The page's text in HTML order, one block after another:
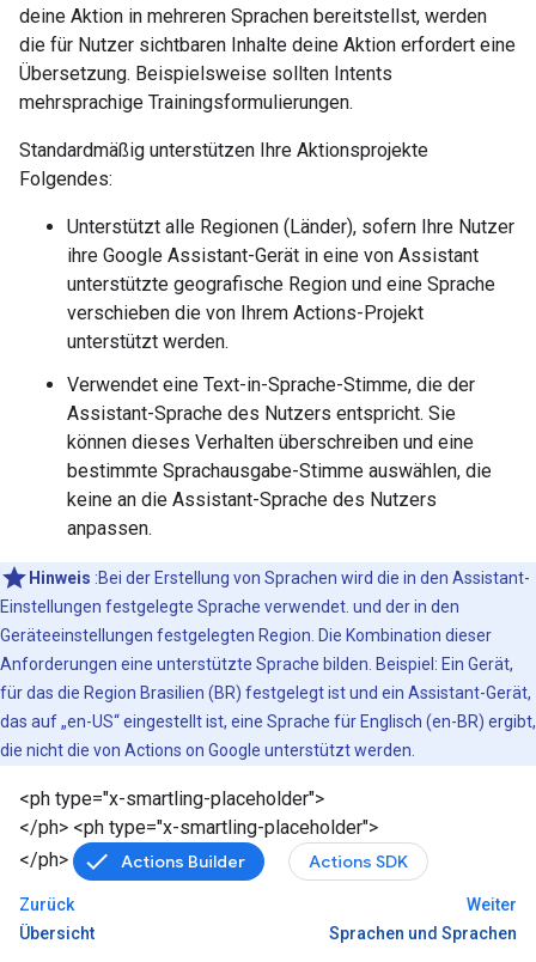
deine Aktion in mehreren Sprachen bereitstellst, werden
die für Nutzer sichtbaren Inhalte deine Aktion erfordert eine
Übersetzung. Beispielsweise sollten Intents
mehrsprachige Trainingsformulierungen.
Standardmäßig unterstützen Ihre Aktionsprojekte
Folgendes:
Unterstützt alle Regionen (Länder), sofern Ihre Nutzer
ihre Google Assistant-Gerät in eine von Assistant
unterstützte geografische Region und eine Sprache
verschieben die von Ihrem Actions-Projekt
unterstützt werden.
Verwendet eine Text-in-Sprache-Stimme, die der
Assistant-Sprache des Nutzers entspricht. Sie
können dieses Verhalten überschreiben und eine
bestimmte Sprachausgabe-Stimme auswählen, die
keine an die Assistant-Sprache des Nutzers
anpassen.
Hinweis :Bei der Erstellung von Sprachen wird die in den Assistant-
Einstellungen festgelegte Sprache verwendet. und der in den
Geräteeinstellungen festgelegten Region. Die Kombination dieser
Anforderungen eine unterstützte Sprache bilden. Beispiel: Ein Gerät,
für das die Region Brasilien (BR) festgelegt ist und ein Assistant-Gerät,
das auf „en-US“ eingestellt ist, eine Sprache für Englisch (en-BR) ergibt,
die nicht die von Actions on Google unterstützt werden.
<ph type="x-smartling-placeholder">
</ph> <ph type="x-smartling-placeholder">
</ph>
Actions Builder Actions SDK
Zurück
Übersicht
Weiter
Sprachen und Sprachen